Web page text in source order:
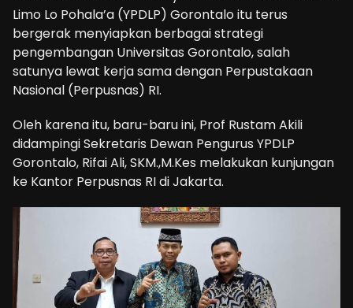
Limo Lo Pohala’a (YPDLP) Gorontalo itu terus
bergerak menyiapkan berbagai strategi
pengembangan Universitas Gorontalo, salah
satunya lewat kerja sama dengan Perpustakaan
Nasional (Perpusnas) RI.
Oleh karena itu, baru-baru ini, Prof Rustam Akili
didampingi Sekretaris Dewan Pengurus YPDLP
Gorontalo, Rifai Ali, SKM.,M.Kes melakukan kunjungan
ke Kantor Perpusnas RI di Jakarta.